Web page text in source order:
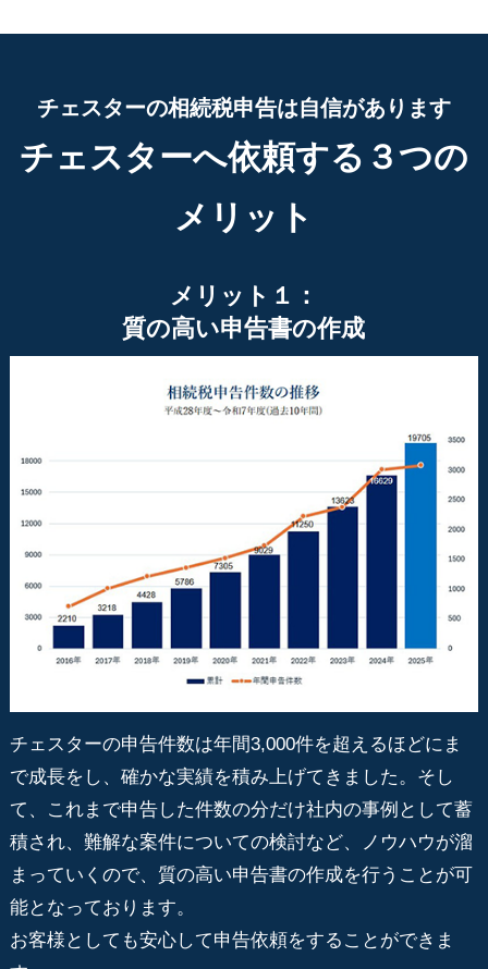
チェスターの相続税申告は自信があります
チェスターへ依頼する３つの
メリット
メリット１：
質の高い申告書の作成
チェスターの申告件数は年間3,000件を超えるほどにま
で成長をし、確かな実績を積み上げてきました。そし
て、これまで申告した件数の分だけ社内の事例として蓄
積され、難解な案件についての検討など、ノウハウが溜
まっていくので、質の高い申告書の作成を行うことが可
能となっております。
お客様としても安心して申告依頼をすることができま